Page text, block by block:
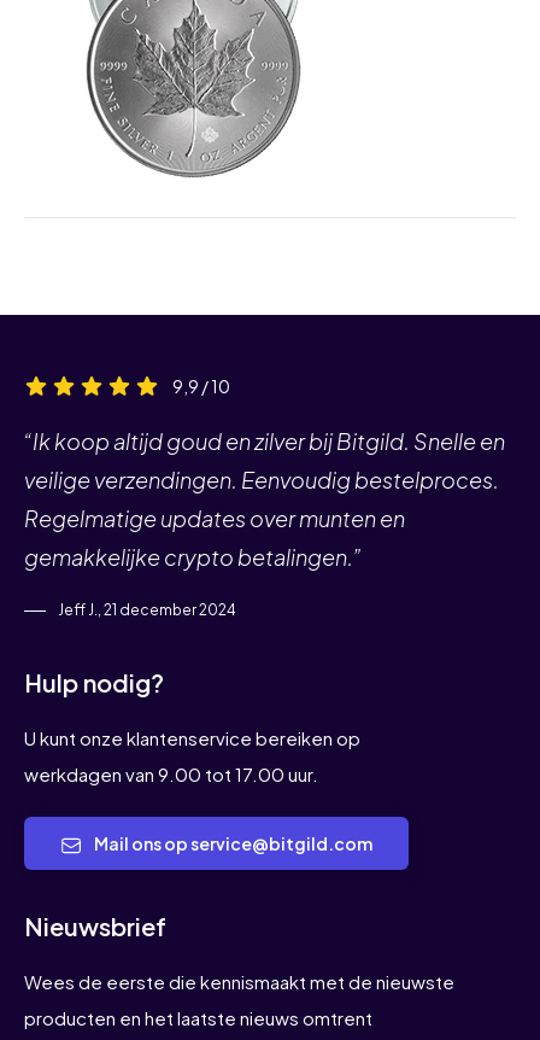
9,9 / 10
“Ik koop altijd goud en zilver bij Bitgild. Snelle en
veilige verzendingen. Eenvoudig bestelproces.
Regelmatige updates over munten en
gemakkelijke crypto betalingen.”
Jeff J., 21 december 2024
Hulp nodig?
U kunt onze klantenservice bereiken op
werkdagen van 9.00 tot 17.00 uur.
Mail ons op service@bitgild.com
Nieuwsbrief
Wees de eerste die kennismaakt met de nieuwste
producten en het laatste nieuws omtrent